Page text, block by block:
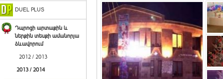
DUEL PLUS
Դպրոցի արտաքին և
ներքին տեսքի ամանորյա
ձևավորում
2012 / 2013
2013 / 2014